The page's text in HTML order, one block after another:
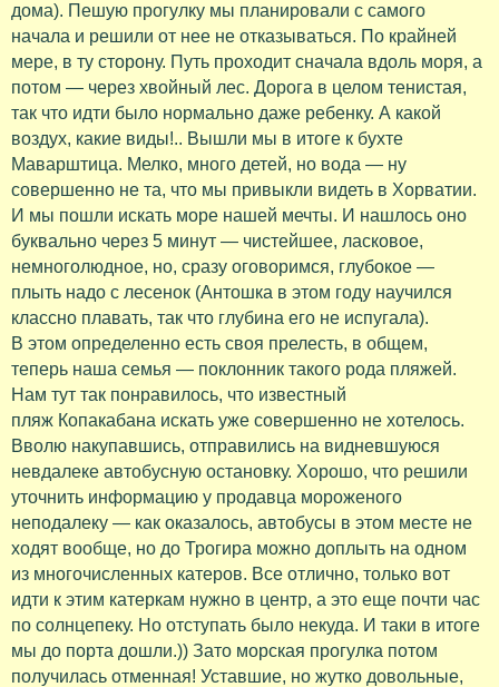
дома). Пешую прогулку мы планировали с самого
начала и решили от нее не отказываться. По крайней
мере, в ту сторону. Путь проходит сначала вдоль моря, а
потом — через хвойный лес. Дорога в целом тенистая,
так что идти было нормально даже ребенку. А какой
воздух, какие виды!.. Вышли мы в итоге к бухте
Маварштица. Мелко, много детей, но вода — ну
совершенно не та, что мы привыкли видеть в Хорватии.
И мы пошли искать море нашей мечты. И нашлось оно
буквально через 5 минут — чистейшее, ласковое,
немноголюдное, но, сразу оговоримся, глубокое —
плыть надо с лесенок (Антошка в этом году научился
классно плавать, так что глубина его не испугала).
В этом определенно есть своя прелесть, в общем,
теперь наша семья — поклонник такого рода пляжей.
Нам тут так понравилось, что известный
пляж Копакабана искать уже совершенно не хотелось.
Вволю накупавшись, отправились на видневшуюся
невдалеке автобусную остановку. Хорошо, что решили
уточнить информацию у продавца мороженого
неподалеку — как оказалось, автобусы в этом месте не
ходят вообще, но до Трогира можно доплыть на одном
из многочисленных катеров. Все отлично, только вот
идти к этим катеркам нужно в центр, а это еще почти час
по солнцепеку. Но отступать было некуда. И таки в итоге
мы до порта дошли.)) Зато морская прогулка потом
получилась отменная! Уставшие, но жутко довольные,